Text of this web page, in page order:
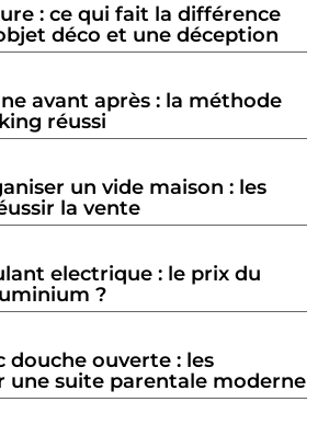
: ce qui fait la différence
déco et une déception
avant après : la méthode
réussi
un vide maison : les
la vente
electrique : le prix du
?
douche ouverte : les
une suite parentale moderne